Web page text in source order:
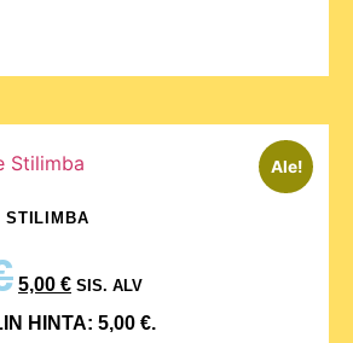
Ale!
STILIMBA
5,00 € SIS. ALV
HINTA: 5,00 €.